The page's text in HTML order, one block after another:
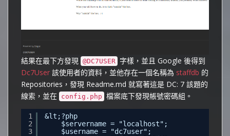
結果在最下方發現 @DC7USER 字樣，並且 Google 後得到
Dc7User 該使用者的資料，並他存在一個名稱為 staffdb 的
Repositories，發現 Readme.md 就寫著這是 DC: 7 該題的
線索，並在 config.php 檔案底下發現帳號密碼組。
1
2
3
&lt;?php
$servername = "localhost";
$username = "dc7user";